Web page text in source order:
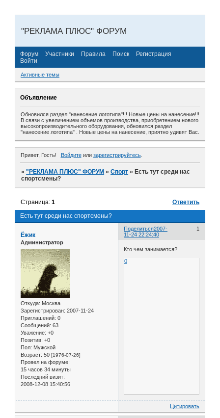
"РЕКЛАМА ПЛЮС" ФОРУМ
Форум Участники Правила Поиск
Регистрация
Войти
Активные темы
Объявление
Обновился раздел "нанесение логотипа"!!! Новые цены на нанесение!!!
В связи с увеличением объемов производства, приобретением нового
высокопроизводительного оборудования, обновился раздел
"нанесение логотипа" . Новые цены на нанесение, приятно удивят Вас.
Привет, Гость! Войдитеили зарегистрируйтесь.
»"РЕКЛАМА ПЛЮС" ФОРУМ »Спорт » Есть тут среди нас
спортсмены?
Есть тут среди нас спортсмены?
Страница:1 Ответить
Поделиться 1
2007-
11-24 22:24:40
Ёжик
Администратор
Откуда: Москва
Зарегистрирован: 2007-11-24
Приглашений: 0
Сообщений: 63
Уважение: +0
Позитив: +0
Пол: Мужской
Возраст: 50 [1976-07-26]
Провел на форуме:
15 часов 34 минуты
Последний визит:
2008-12-08 15:40:56
Кто чем занимается?
0
Цитировать